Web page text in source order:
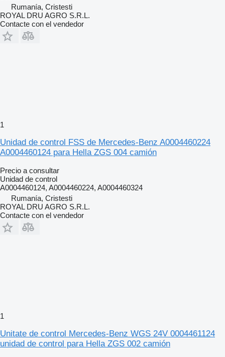
Rumanía, Cristesti
ROYAL DRU AGRO S.R.L.
Contacte con el vendedor
1
Unidad de control FSS de Mercedes-Benz A0004460224
A0004460124 para Hella ZGS 004 camión
Precio a consultar
Unidad de control
A0004460124, A0004460224, A0004460324
Rumanía, Cristesti
ROYAL DRU AGRO S.R.L.
Contacte con el vendedor
1
Unitate de control Mercedes-Benz WGS 24V 0004461124
unidad de control para Hella ZGS 002 camión